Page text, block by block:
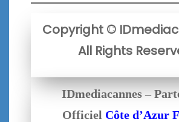
Copyright ©
All Rights
IDmediacannes –
Officiel Côte d’Azur